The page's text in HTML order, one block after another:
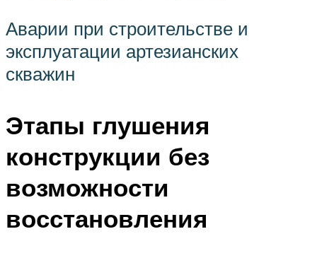
Аварии при строительстве и
эксплуатации артезианских
скважин
Этапы глушения
конструкции без
возможности
восстановления